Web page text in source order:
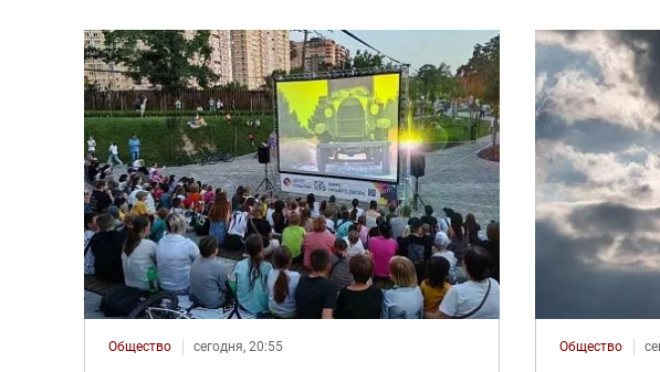
Общество сегодня, 20:55 Общество